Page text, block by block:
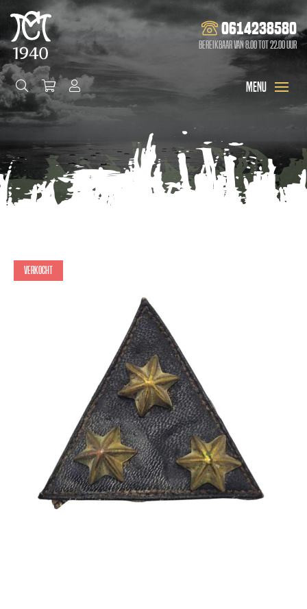
0614238580
Bereikbaar van 8.00 tot 22.00 uur
Verkocht